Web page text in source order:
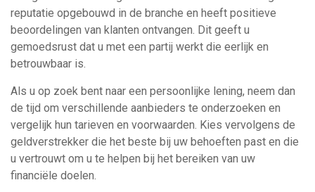
reputatie opgebouwd in de branche en heeft positieve
beoordelingen van klanten ontvangen. Dit geeft u
gemoedsrust dat u met een partij werkt die eerlijk en
betrouwbaar is.
Als u op zoek bent naar een persoonlijke lening, neem dan
de tijd om verschillende aanbieders te onderzoeken en
vergelijk hun tarieven en voorwaarden. Kies vervolgens de
geldverstrekker die het beste bij uw behoeften past en die
u vertrouwt om u te helpen bij het bereiken van uw
financiële doelen.